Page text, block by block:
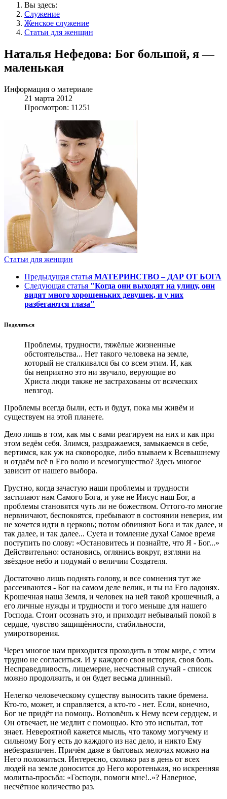
Вы здесь:
Служение
Женское служение
Статьи для женщин
Наталья Нефедова: Бог большой, я —
маленькая
Информация о материале
21 марта 2012
Просмотров: 11251
Статьи для женщин
Предыдущая статья МАТЕРИНСТВО – ДАР ОТ БОГА
Следующая статья "Когда они выходят на улицу, они
видят много хорошеньких девушек, и у них
разбегаются глаза"
Поделиться
Проблемы, трудности, тяжёлые жизненные
обстоятельства... Нет такого человека на земле,
который не сталкивался бы со всем этим. И, как
бы неприятно это ни звучало, верующие во
Христа люди также не застрахованы от всяческих
невзгод.
Проблемы всегда были, есть и будут, пока мы живём и
существуем на этой планете.
Дело лишь в том, как мы с вами реагируем на них и как при
этом ведём себя. Злимся, раздражаемся, замыкаемся в себе,
вертимся, как уж на сковородке, либо взываем к Всевышнему
и отдаём всё в Его волю и всемогущество? Здесь многое
зависит от нашего выбора.
Грустно, когда зачастую наши проблемы и трудности
застилают нам Самого Бога, и уже не Иисус наш Бог, а
проблемы становятся чуть ли не божеством. Оттого-то многие
нервничают, беспокоятся, пребывают в состоянии неверия, им
не хочется идти в церковь; потом обвиняют Бога и так далее, и
так далее, и так далее... Суета и томление духа! Самое время
поступить по слову: «Остановитесь и познайте, что Я - Бог...»
Действительно: остановись, оглянись вокруг, взгляни на
звёздное небо и подумай о величии Создателя.
Достаточно лишь поднять голову, и все сомнения тут же
рассеиваются - Бог на самом деле велик, и ты на Его ладонях.
Крошечная наша Земля, и человек на ней такой крошечный, а
его личные нужды и трудности и того меньше для нашего
Господа. Стоит осознать это, и приходит небывалый покой в
сердце, чувство защищённости, стабильности,
умиротворения.
Через многое нам приходится проходить в этом мире, с этим
трудно не согласиться. И у каждого своя история, своя боль.
Несправедливость, лицемерие, несчастный случай - список
можно продолжить, и он будет весьма длинный.
Нелегко человеческому существу выносить такие бремена.
Кто-то, может, и справляется, а кто-то - нет. Если, конечно,
Бог не придёт на помощь. Воззовёшь к Нему всем сердцем, и
Он отвечает, не медлит с помощью. Кто это испытал, тот
знает. Невероятной кажется мысль, что такому могучему и
сильному Богу есть до каждого из нас дело, и никто Ему
небезразличен. Причём даже в бытовых мелочах можно на
Него положиться. Интересно, сколько раз в день от всех
людей на земле доносится до Него коротенькая, но искренняя
молитва-просьба: «Господи, помоги мне!..»? Наверное,
несчётное количество раз.